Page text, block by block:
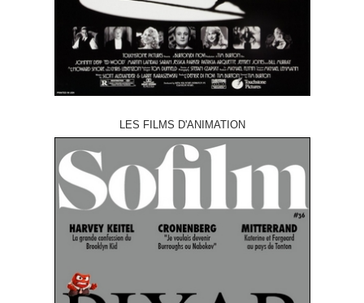
LES FILMS D'ANIMATION